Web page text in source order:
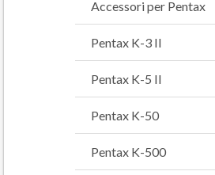
Accessori per Pentax
Pentax K-3 II
Pentax K-5 II
Pentax K-50
Pentax K-500